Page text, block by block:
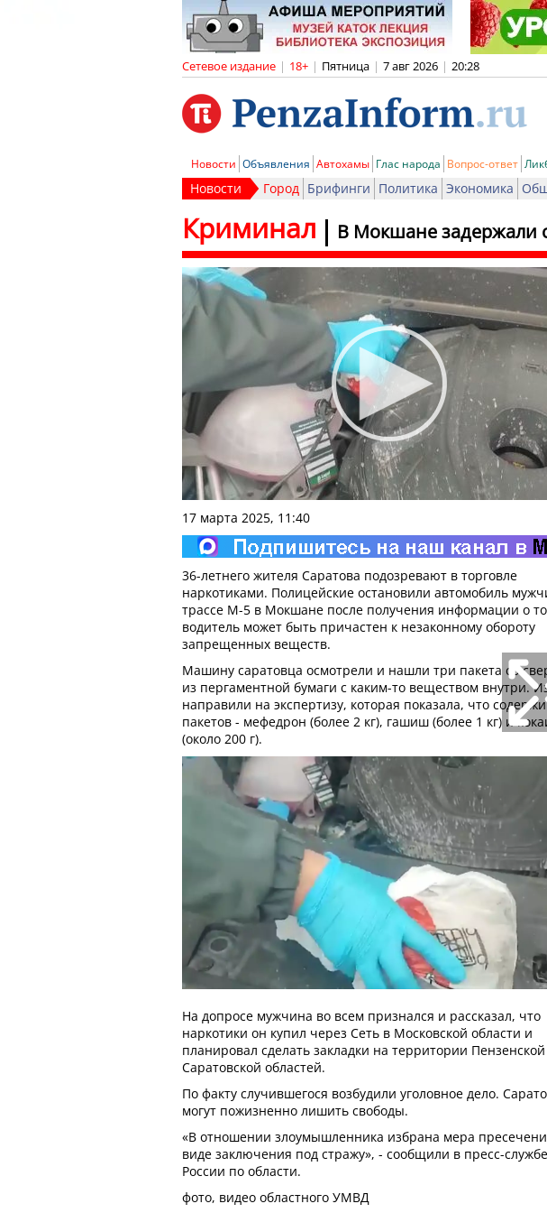
Сетевое издание | 18+ | Пятница | 7 авг 2026 | 20:28
Новости Объявления Автохамы Глас народа Вопрос-ответ
Новости Город Брифинги Политика Экономика
В Мокшане задержали
Криминал
17 марта 2025, 11:40
36-летнего жителя Саратова подозревают в торговле
наркотиками. Полицейские остановили автомобиль
трассе М-5 в Мокшане после получения информации о
водитель может быть причастен к незаконному обороту
запрещенных веществ.
Машину саратовца осмотрели и нашли три пакета со
из пергаментной бумаги с каким-то веществом внутри.
направили на экспертизу, которая показала, что
пакетов - мефедрон (более 2 кг), гашиш (более 1 кг) и
(около 200 г).
На допросе мужчина во всем признался и рассказал, что
наркотики он купил через Сеть в Московской области и
планировал сделать закладки на территории
Саратовской областей.
По факту случившегося возбудили уголовное дело.
могут пожизненно лишить свободы.
«В отношении злоумышленника избрана мера
виде заключения под стражу», - сообщили в пресс-
России по области.
фото, видео областного УМВД